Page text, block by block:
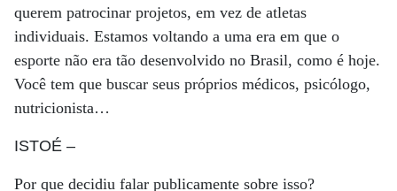
querem patrocinar projetos, em vez de atletas
individuais. Estamos voltando a uma era em que o
esporte não era tão desenvolvido no Brasil, como é hoje.
Você tem que buscar seus próprios médicos, psicólogo,
nutricionista…
ISTOÉ –
Por que decidiu falar publicamente sobre isso?